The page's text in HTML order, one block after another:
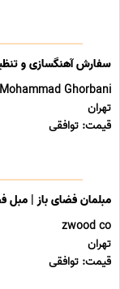
سفارش آهنگسازی و
Mohammad Ghorbani
تهران
قیمت: توافقی
مبلمان فضای باز | مبل
zwood co
تهران
قیمت: توافقی